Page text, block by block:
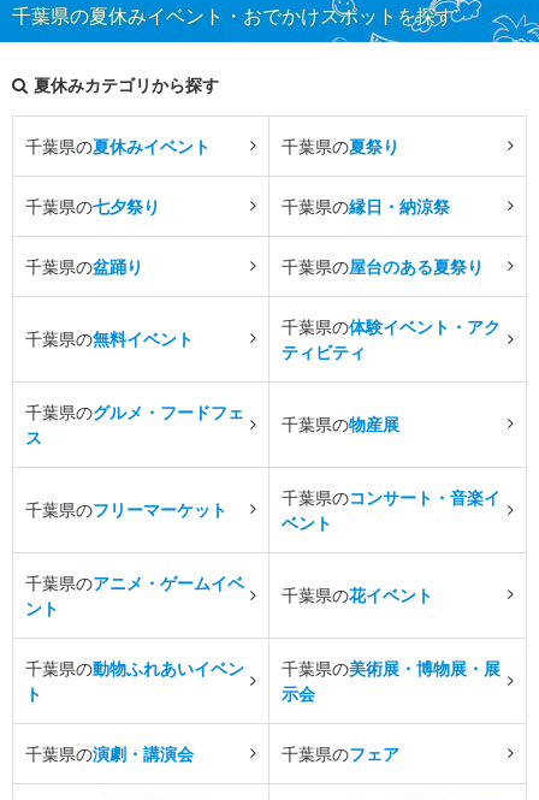
千葉県の夏休みイベント・おでかけスポットを探す
夏休みカテゴリから探す
千葉県の夏休みイベント 千葉県の夏祭り
千葉県の七夕祭り 千葉県の縁日・納涼祭
千葉県の盆踊り 千葉県の屋台のある夏祭り
千葉県の無料イベント
千葉県の体験イベント・アク
ティビティ
千葉県のグルメ・フードフェ
ス
千葉県の物産展
千葉県のフリーマーケット
千葉県のコンサート・音楽イ
ベント
千葉県のアニメ・ゲームイベ
ント
千葉県の花イベント
千葉県の動物ふれあいイベン
ト
千葉県の美術展・博物展・展
示会
千葉県の演劇・講演会 千葉県のフェア